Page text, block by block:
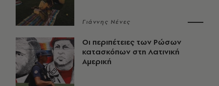
Γιάννης Νένες
Οι περιπέτειες των Ρώσων
κατασκόπων στη Λατινική
Αμερική